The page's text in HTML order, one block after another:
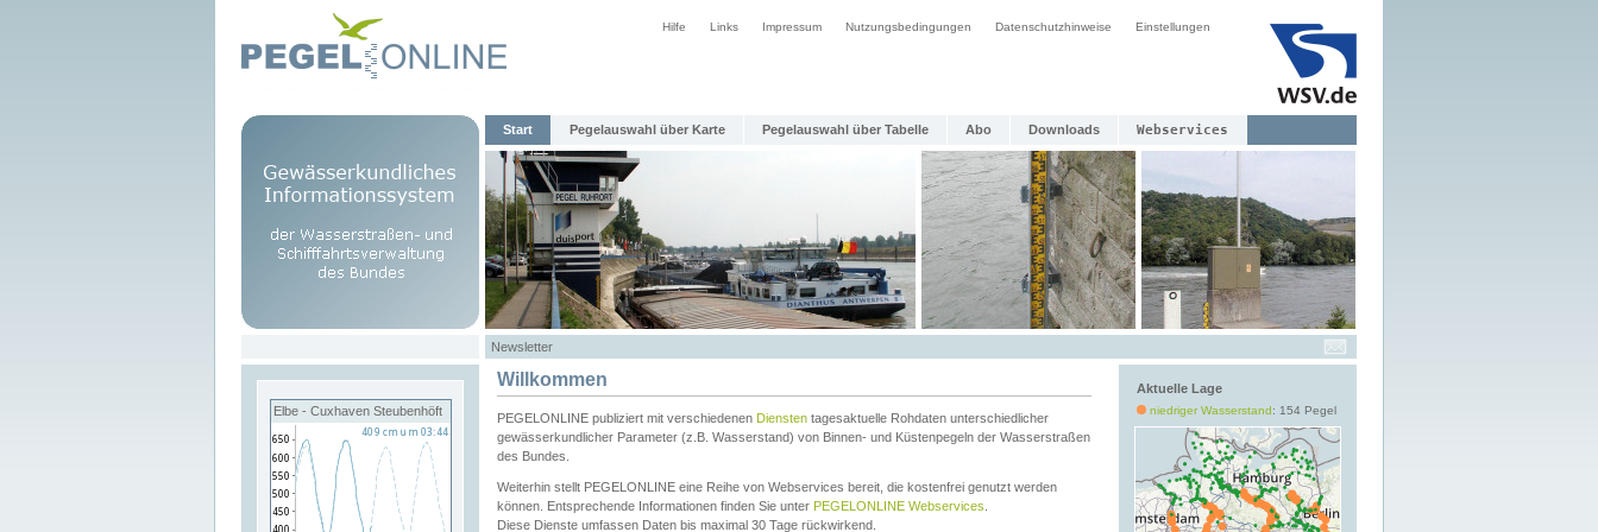
Hilfe Links Impressum Nutzungsbedingungen Datenschutzhinweise Einstellungen
Start Pegelauswahl über Karte Pegelauswahl über Tabelle Abo Downloads Webservices
Newsletter
Elbe - Cuxhaven Steubenhöft
Aktuelle Lage
niedriger Wasserstand: 154 Pegel
Willkommen
PEGELONLINE publiziert mit verschiedenen Diensten tagesaktuelle Rohdaten unterschiedlicher
gewässerkundlicher Parameter (z.B. Wasserstand) von Binnen- und Küstenpegeln der Wasserstraßen
des Bundes.
Weiterhin stellt PEGELONLINE eine Reihe von Webservices bereit, die kostenfrei genutzt werden
können. Entsprechende Informationen finden Sie unter PEGELONLINE Webservices
Diese Dienste umfassen Daten bis maximal 30 Tage rückwirkend.